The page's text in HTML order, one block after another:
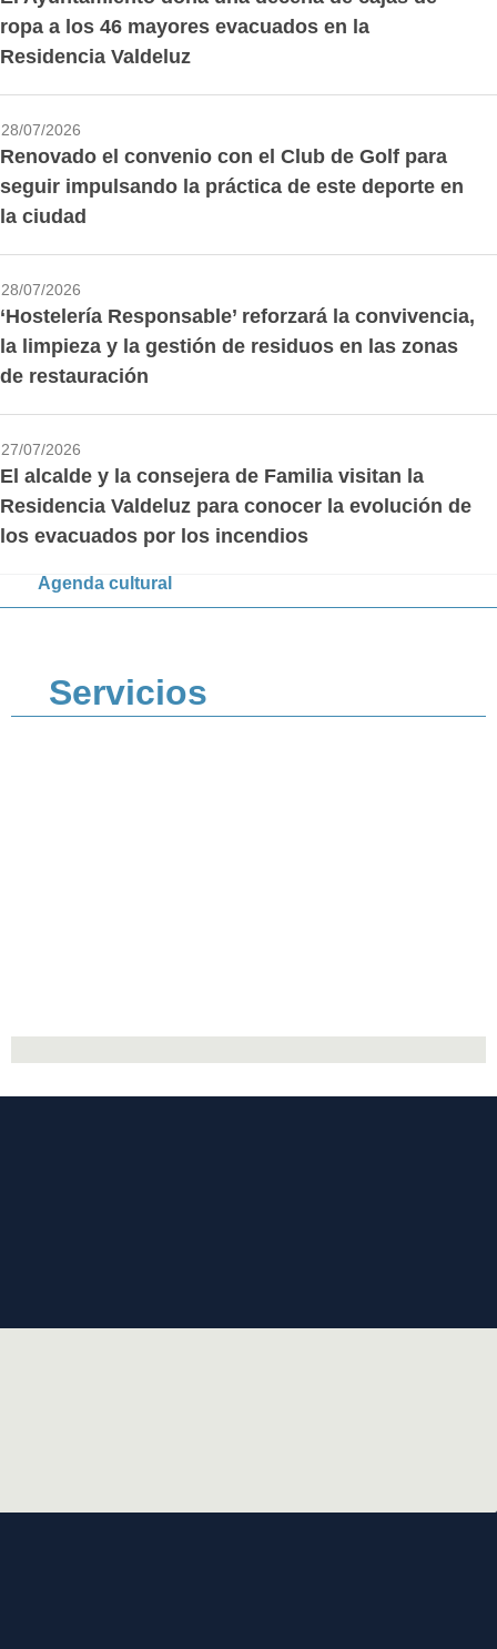
ropa a los 46 mayores evacuados en la
Residencia Valdeluz
28/07/2026
Renovado el convenio con el Club de Golf para
seguir impulsando la práctica de este deporte en
la ciudad
28/07/2026
‘Hostelería Responsable’ reforzará la convivencia,
la limpieza y la gestión de residuos en las zonas
de restauración
27/07/2026
El alcalde y la consejera de Familia visitan la
Residencia Valdeluz para conocer la evolución de
los evacuados por los incendios
Agenda cultural
Servicios